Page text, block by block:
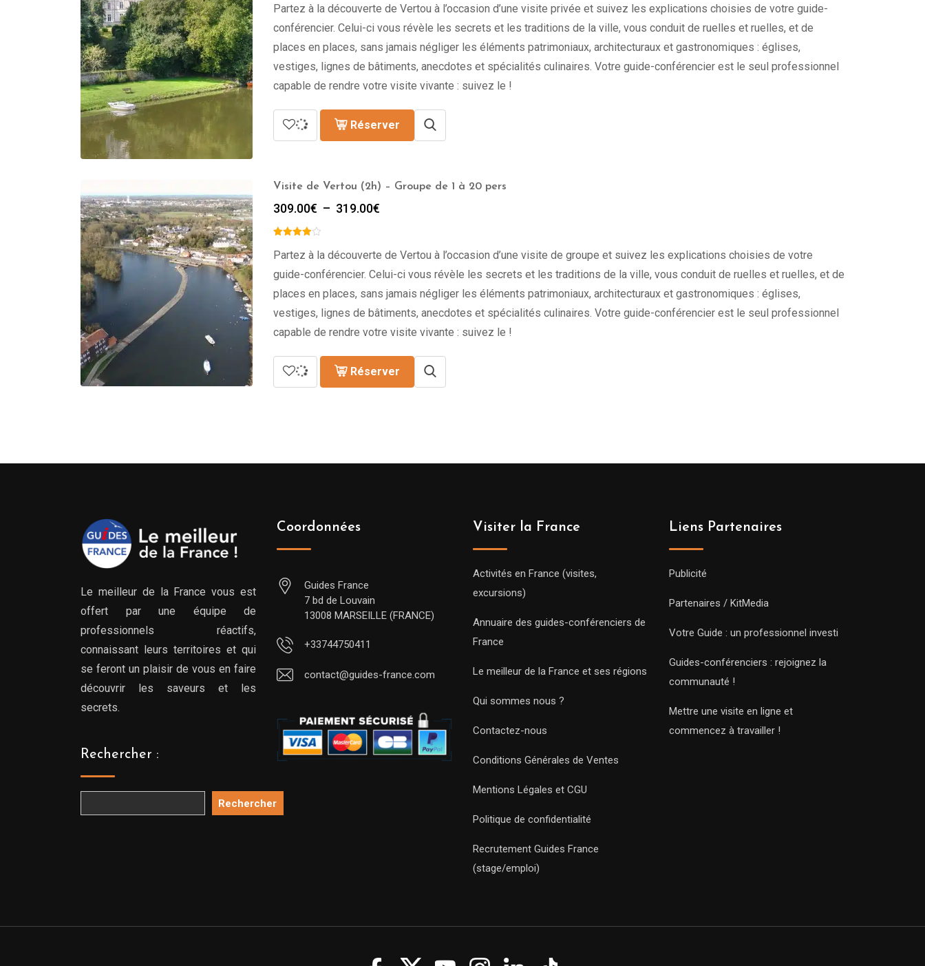
Partez à la découverte de Vertou à l’occasion d’une visite privée et suivez les explications choisies de votre guide-
conférencier. Celui-ci vous révèle les secrets et les traditions de la ville, vous conduit de ruelles et ruelles, et de
places en places, sans jamais négliger les éléments patrimoniaux, architecturaux et gastronomiques : églises,
vestiges, lignes de bâtiments, anecdotes et spécialités culinaires. Votre guide-conférencier est le seul professionnel
capable de rendre votre visite vivante : suivez le !
Réserver
Visite de Vertou (2h) – Groupe de 1 à 20 pers
309.00€ – 319.00€
309.00€
à
319.00€
Partez à la découverte de Vertou à l’occasion d’une visite de groupe et suivez les explications choisies de votre
guide-conférencier. Celui-ci vous révèle les secrets et les traditions de la ville, vous conduit de ruelles et ruelles, et de
places en places, sans jamais négliger les éléments patrimoniaux, architecturaux et gastronomiques : églises,
vestiges, lignes de bâtiments, anecdotes et spécialités culinaires. Votre guide-conférencier est le seul professionnel
capable de rendre votre visite vivante : suivez le !
Réserver
Le meilleur de la France vous est
offert par une équipe de
professionnels réactifs,
connaissant leurs territoires et qui
se feront un plaisir de vous en faire
découvrir les saveurs et les
secrets.
Rechercher :
Rechercher
Coordonnées
Guides France
7 bd de Louvain
13008 MARSEILLE (FRANCE)
+33744750411
contact@guides-france.com
Visiter la France
Activités en France (visites,
excursions)
Annuaire des guides-conférenciers de
France
Le meilleur de la France et ses régions
Qui sommes nous ?
Contactez-nous
Conditions Générales de Ventes
Mentions Légales et CGU
Politique de confidentialité
Recrutement Guides France
(stage/emploi)
Liens Partenaires
Publicité
Partenaires / KitMedia
Votre Guide : un professionnel investi
Guides-conférenciers : rejoignez la
communauté !
Mettre une visite en ligne et
commencez à travailler !